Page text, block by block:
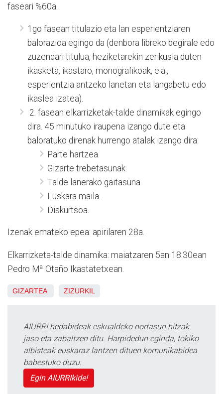
faseari %60a.
1go fasean titulazio eta lan esperientziaren
balorazioa egingo da (denbora libreko begirale edo
zuzendari titulua, heziketarekin zerikusia duten
ikasketa, ikastaro, monografikoak, e.a.,
esperientzia antzeko lanetan eta langabetu edo
ikaslea izatea).
2. fasean elkarrizketak-talde dinamikak egingo
dira. 45 minutuko iraupena izango dute eta
baloratuko direnak hurrengo atalak izango dira:
Parte hartzea.
Gizarte trebetasunak.
Talde lanerako gaitasuna.
Euskara maila.
Diskurtsoa.
Izenak emateko epea: apirilaren 28a.
Elkarrizketa-talde dinamika: maiatzaren 5an 18:30ean
Pedro Mª Otaño Ikastatetxean.
GIZARTEA ZIZURKIL
AIURRI hedabideak eskualdeko nortasun hitzak
jaso eta zabaltzen ditu. Harpidedun eginda, tokiko
albisteak euskaraz lantzen dituen komunikabidea
babestuko duzu.
Egin AIURRIkide!